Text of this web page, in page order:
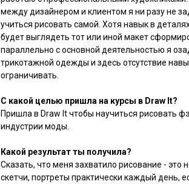
между дизайнером и клиентом я ни разу не
учиться рисовать самой. Хотя навык в
будет выглядеть тот или иной макет
параллельно с основной деятельностью я
трикотажной одежды и здесь отсутствие
ограничивать.
С какой целью пришла на курсы в Draw It?
Пришла в Draw It чтобы научиться рисовать
индустрии моды.
Какой результат ты получила?
Сказать, что меня захватило рисование - это
скетчи, портреты практически каждый день,